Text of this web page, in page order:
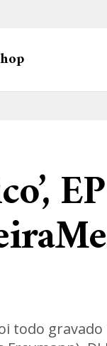
todo